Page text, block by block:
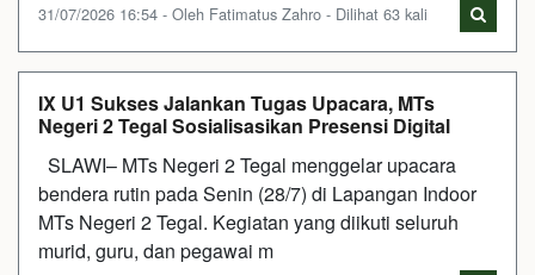
31/07/2026 16:54 - Oleh Fatimatus Zahro - Dilihat 63 kali
IX U1 Sukses Jalankan Tugas Upacara, MTs
Negeri 2 Tegal Sosialisasikan Presensi Digital
SLAWI– MTs Negeri 2 Tegal menggelar upacara
bendera rutin pada Senin (28/7) di Lapangan Indoor
MTs Negeri 2 Tegal. Kegiatan yang diikuti seluruh
murid, guru, dan pegawai m